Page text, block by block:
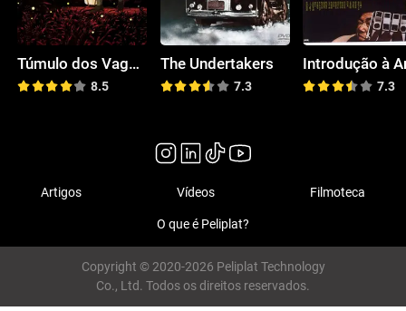
Túmulo dos Vagalumes
8.5
The Undertakers
7.3 7.3
Artigos Vídeos Filmoteca
O que é Peliplat?
Copyright © 2020-2026 Peliplat Technology
Co., Ltd. Todos os direitos reservados.